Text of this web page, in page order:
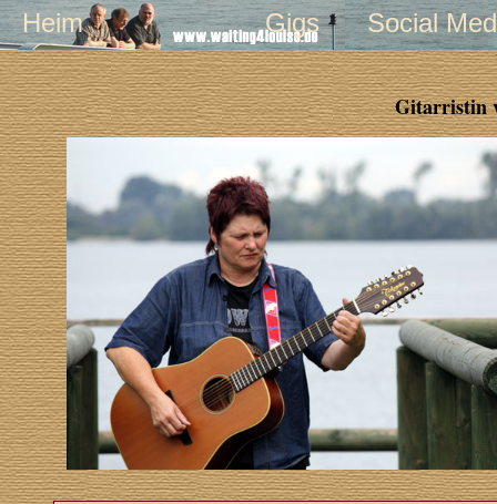
Heim Gigs Social
Gitarristin